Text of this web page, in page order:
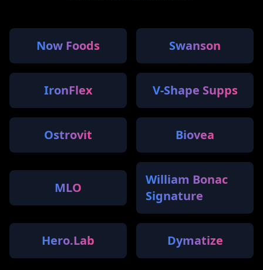
Now Foods Swanson
IronFlex V-Shape Supps
Ostrovit Biovea
MLO
William Bonac
Signature
Hero.Lab Dymatize